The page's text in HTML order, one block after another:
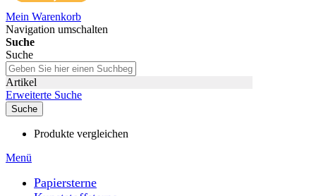
Mein Warenkorb
Navigation umschalten
Suche
Suche
Artikel
Erweiterte Suche
Suche
Produkte vergleichen
Menü
Papiersterne